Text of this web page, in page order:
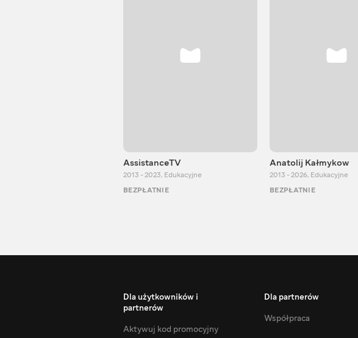
AssistanceTV
2013 - 2023, Edukacyjne
BEZPŁATNIE
Anatolij Kałmykow
2013 - 2026, Edukacyjne
BEZPŁATNIE
Dla użytkowników i
partnerów
Aktywuj kod promocyjny
Dla partnerów
Współpraca